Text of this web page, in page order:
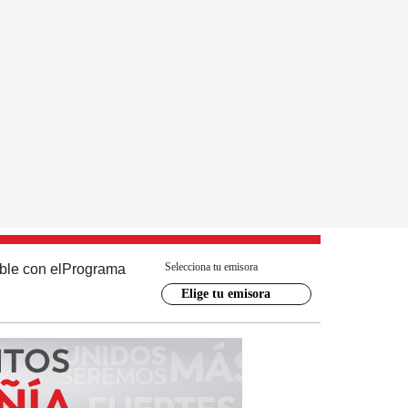
con el Programa Selecciona tu emisora
Elige tu emisora